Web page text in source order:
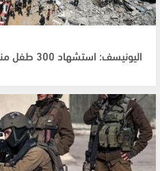
اليونيسف: استشهاد 300 طفل منذ وقف إطلاق النار في غزة